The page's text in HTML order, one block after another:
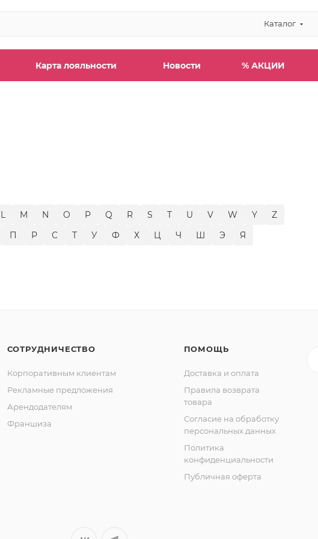
Каталог
Карта лояльности Новости % АКЦИИ
L M N O P Q R S T U V W Y
Z
П Р С Т У Ф Х Ц Ч Ш Э Я
СОТРУДНИЧЕСТВО
Корпоративным клиентам
Рекламные предложения
Арендодателям
Франшиза
ПОМОЩЬ
Доставка и оплата
Правила возврата
товара
Согласие на обработку
персональных данных
Политика
конфиденциальности
Публичная оферта